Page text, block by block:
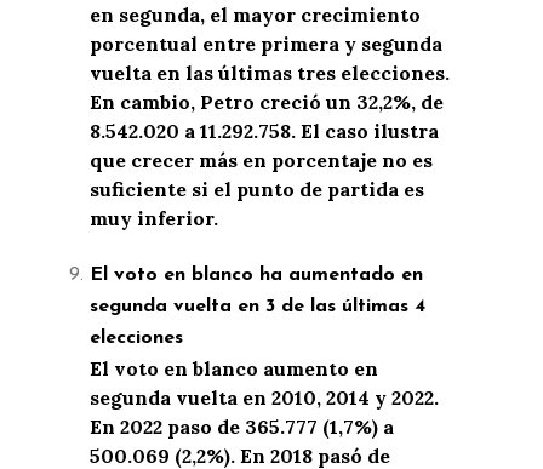
en segunda, el mayor crecimiento
porcentual entre primera y segunda
vuelta en las últimas tres elecciones.
En cambio, Petro creció un 32,2%, de
8.542.020 a 11.292.758. El caso ilustra
que crecer más en porcentaje no es
suficiente si el punto de partida es
muy inferior.
El voto en blanco ha aumentado en
segunda vuelta en 3 de las últimas 4
elecciones
El voto en blanco aumento en
segunda vuelta en 2010, 2014 y 2022.
En 2022 paso de 365.777 (1,7%) a
500.069 (2,2%). En 2018 pasó de